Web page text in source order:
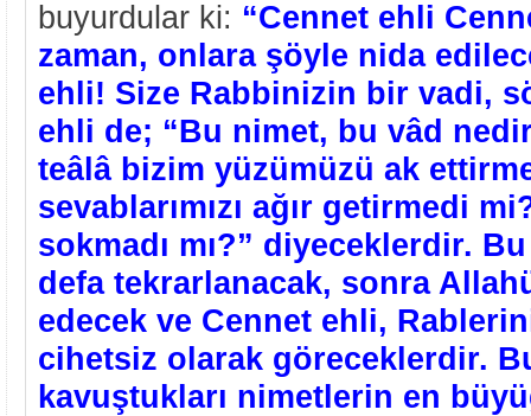
buyurdular ki: “Cennet ehli
zaman, onlara şöyle nida
ehli! Size Rabbinizin bir vadi,
ehli de; “Bu nimet, bu vâd
teâlâ bizim yüzümüzü ak
sevablarımızı ağır getirmedi
sokmadı mı?” diyeceklerdir.
defa tekrarlanacak, sonra
edecek ve Cennet ehli,
cihetsiz olarak göreceklerdir.
kavuştukları nimetlerin en